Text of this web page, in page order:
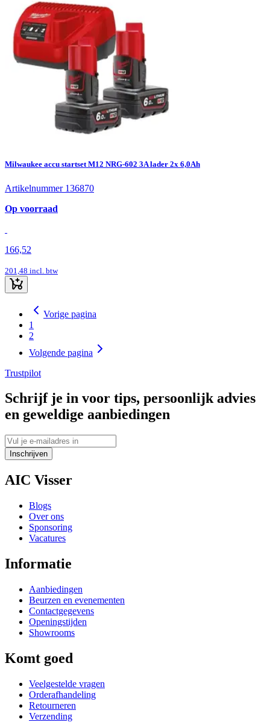
Milwaukee accu startset M12 NRG-602 3A lader 2x 6,0Ah
Artikelnummer 136870
Op voorraad
166,52
201,48 incl. btw
Vorige pagina
1
2
Volgende pagina
Trustpilot
Schrijf je in voor tips, persoonlijk advies
en geweldige aanbiedingen
Inschrijven
AIC Visser
Blogs
Over ons
Sponsoring
Vacatures
Informatie
Aanbiedingen
Beurzen en evenementen
Contactgegevens
Openingstijden
Showrooms
Komt goed
Veelgestelde vragen
Orderafhandeling
Retourneren
Verzending